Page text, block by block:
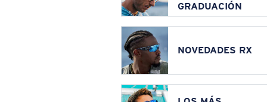
GRADUACIÓN
NOVEDADES RX